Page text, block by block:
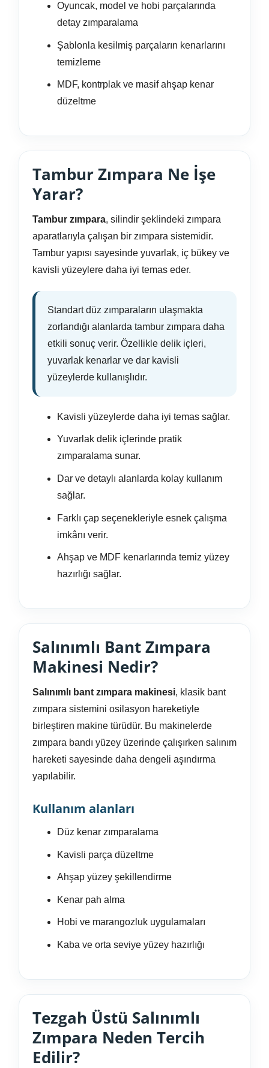
Oyuncak, model ve hobi parçalarında
detay zımparalama
Şablonla kesilmiş parçaların kenarlarını
temizleme
MDF, kontrplak ve masif ahşap kenar
düzeltme
Tambur Zımpara Ne İşe
Yarar?
Tambur zımpara, silindir şeklindeki zımpara
aparatlarıyla çalışan bir zımpara sistemidir.
Tambur yapısı sayesinde yuvarlak, iç bükey ve
kavisli yüzeylere daha iyi temas eder.
Standart düz zımparaların ulaşmakta
zorlandığı alanlarda tambur zımpara daha
etkili sonuç verir. Özellikle delik içleri,
yuvarlak kenarlar ve dar kavisli
yüzeylerde kullanışlıdır.
Kavisli yüzeylerde daha iyi temas sağlar.
Yuvarlak delik içlerinde pratik
zımparalama sunar.
Dar ve detaylı alanlarda kolay kullanım
sağlar.
Farklı çap seçenekleriyle esnek çalışma
imkânı verir.
Ahşap ve MDF kenarlarında temiz yüzey
hazırlığı sağlar.
Salınımlı Bant Zımpara
Makinesi Nedir?
Salınımlı bant zımpara makinesi, klasik bant
zımpara sistemini osilasyon hareketiyle
birleştiren makine türüdür. Bu makinelerde
zımpara bandı yüzey üzerinde çalışırken salınım
hareketi sayesinde daha dengeli aşındırma
yapılabilir.
Kullanım alanları
Düz kenar zımparalama
Kavisli parça düzeltme
Ahşap yüzey şekillendirme
Kenar pah alma
Hobi ve marangozluk uygulamaları
Kaba ve orta seviye yüzey hazırlığı
Tezgah Üstü Salınımlı
Zımpara Neden Tercih
Edilir?